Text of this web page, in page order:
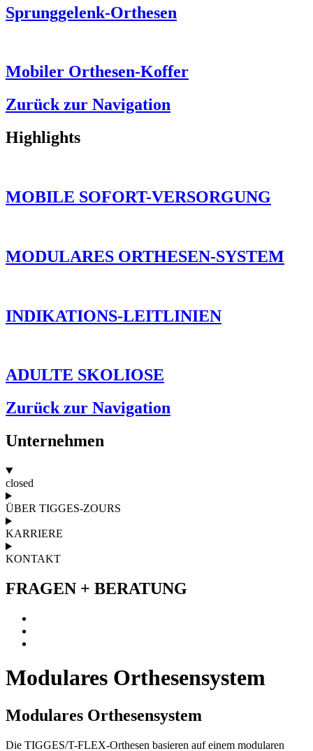
Sprunggelenk-Orthesen
Mobiler Orthesen-Koffer
Zurück zur Navigation
Highlights
MOBILE SOFORT-VERSORGUNG
MODULARES ORTHESEN-SYSTEM
INDIKATIONS-LEITLINIEN
ADULTE SKOLIOSE
Zurück zur Navigation
Unternehmen
closed
ÜBER TIGGES-ZOURS
KARRIERE
KONTAKT
FRAGEN + BERATUNG
Modulares Orthesensystem
Modulares Orthesensystem
Die TIGGES/T-FLEX-Orthesen basieren auf einem modularen